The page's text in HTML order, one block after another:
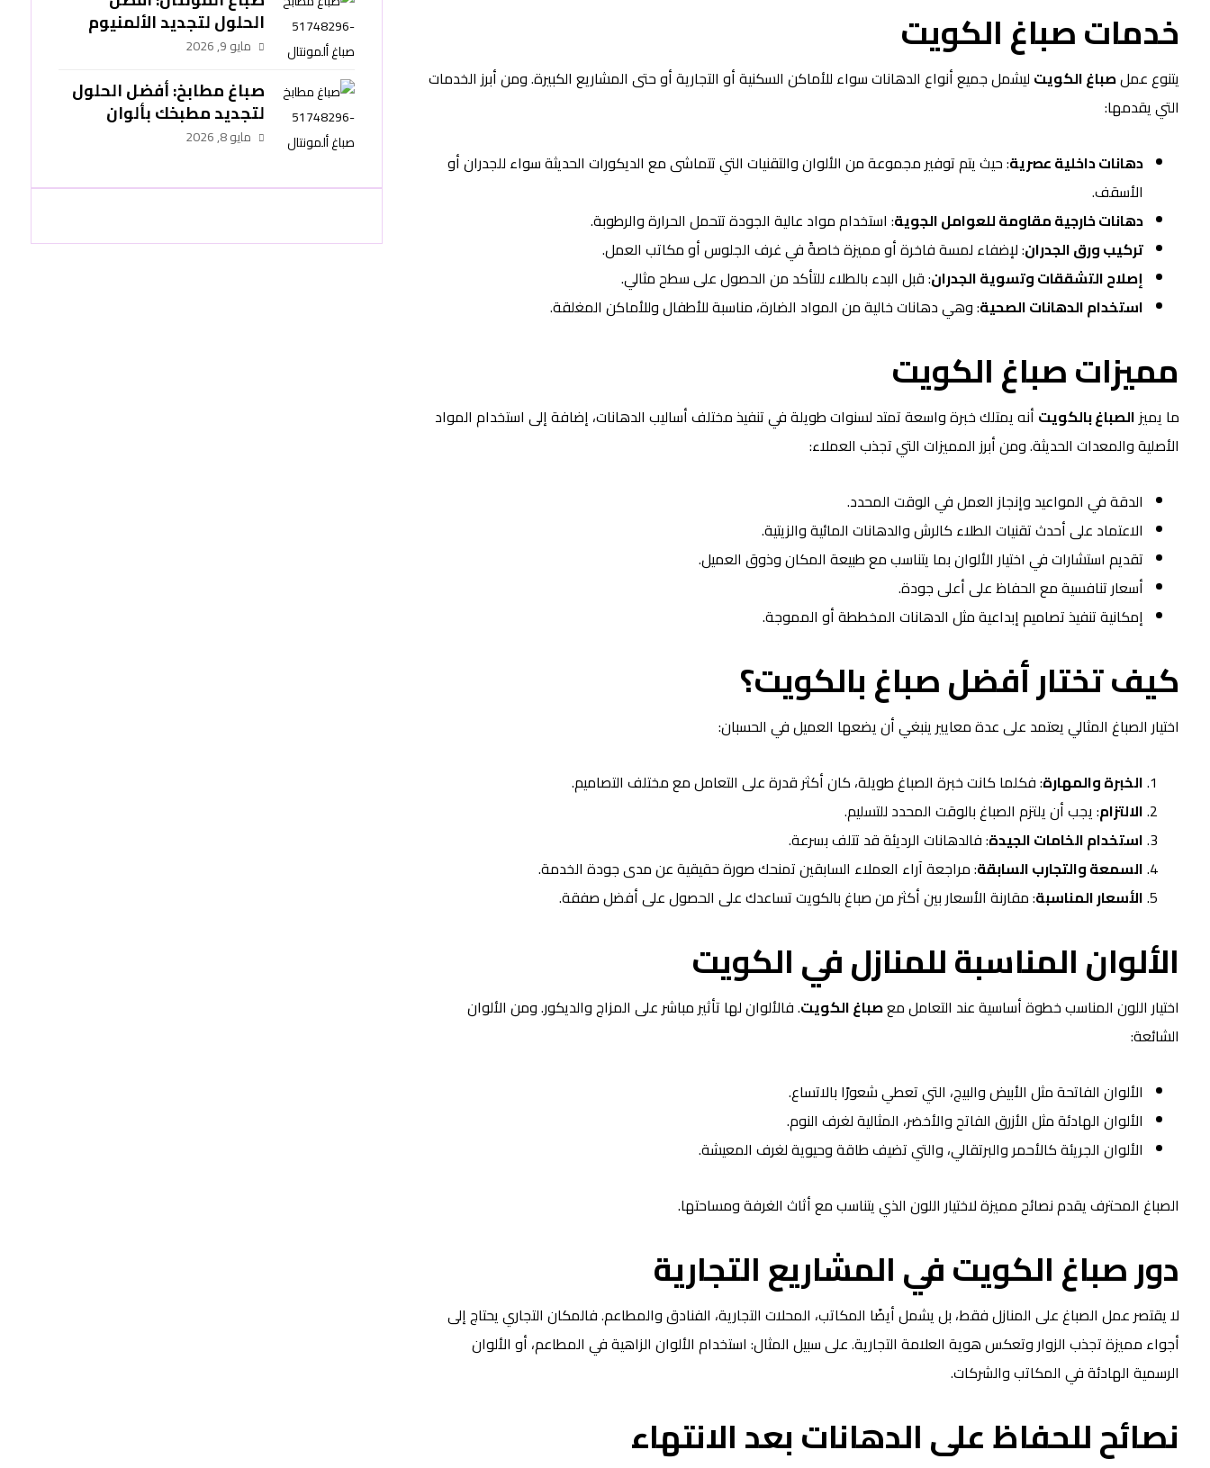
خدماتصباغ الكويت
يتنوع عملصباغ الكويت ليشمل جميع أنواع الدهانات سواء للأماكن السكنية أو التجارية أو حتى المشاريع الكبيرة. ومن أبرز الخدمات
التي يقدمها:
دهانات داخلية عصرية: حيث يتم توفير مجموعة من الألوان والتقنيات التي تتماشى مع الديكورات الحديثة سواء للجدران أو
الأسقف.
دهانات خارجية مقاومة للعوامل الجوية: استخدام مواد عالية الجودة تتحمل الحرارة والرطوبة.
تركيب ورق الجدران: لإضفاء لمسة فاخرة أو مميزة خاصةً في غرف الجلوس أو مكاتب العمل.
إصلاح التشققات وتسوية الجدران: قبل البدء بالطلاء للتأكد من الحصول على سطح مثالي.
استخدام الدهانات الصحية: وهي دهانات خالية من المواد الضارة، مناسبة للأطفال وللأماكن المغلقة.
مميزاتصباغ الكويت
ما يميزالصباغ بالكويت أنه يمتلك خبرة واسعة تمتد لسنوات طويلة في تنفيذ مختلف أساليب الدهانات، إضافة إلى استخدام المواد
الأصلية والمعدات الحديثة. ومن أبرز المميزات التي تجذب العملاء:
الدقة في المواعيد وإنجاز العمل في الوقت المحدد.
الاعتماد على أحدث تقنيات الطلاء كالرش والدهانات المائية والزيتية.
تقديم استشارات في اختيار الألوان بما يتناسب مع طبيعة المكان وذوق العميل.
أسعار تنافسية مع الحفاظ على أعلى جودة.
إمكانية تنفيذ تصاميم إبداعية مثل الدهانات المخططة أو المموجة.
كيف تختار أفضلصباغ بالكويت؟
اختيار الصباغ المثالي يعتمد على عدة معايير ينبغي أن يضعها العميل في الحسبان:
الخبرة والمهارة: فكلما كانت خبرة الصباغ طويلة، كان أكثر قدرة على التعامل مع مختلف التصاميم.
الالتزام: يجب أن يلتزم الصباغ بالوقت المحدد للتسليم.
استخدام الخامات الجيدة: فالدهانات الرديئة قد تتلف بسرعة.
السمعة والتجارب السابقة: مراجعة آراء العملاء السابقين تمنحك صورة حقيقية عن مدى جودة الخدمة.
الأسعار المناسبة: مقارنة الأسعار بين أكثر من صباغ بالكويت تساعدك على الحصول على أفضل صفقة.
الألوان المناسبة للمنازل في الكويت
اختيار اللون المناسب خطوة أساسية عند التعامل معصباغ الكويت. فالألوان لها تأثير مباشر على المزاج والديكور. ومن الألوان
الشائعة:
الألوان الفاتحة مثل الأبيض والبيج، التي تعطي شعورًا بالاتساع.
الألوان الهادئة مثل الأزرق الفاتح والأخضر، المثالية لغرف النوم.
الألوان الجريئة كالأحمر والبرتقالي، والتي تضيف طاقة وحيوية لغرف المعيشة.
الصباغ المحترف يقدم نصائح مميزة لاختيار اللون الذي يتناسب مع أثاث الغرفة ومساحتها.
دور صباغ الكويت في المشاريع التجارية
لا يقتصر عمل الصباغ على المنازل فقط، بل يشمل أيضًا المكاتب، المحلات التجارية، الفنادق والمطاعم. فالمكان التجاري يحتاج إلى
أجواء مميزة تجذب الزوار وتعكس هوية العلامة التجارية. على سبيل المثال: استخدام الألوان الزاهية في المطاعم، أو الألوان
الرسمية الهادئة في المكاتب والشركات.
نصائح للحفاظ على الدهانات بعد الانتهاء
الحلول لتجديد الألمنيوم
بألوان عصرية وتشطيب
مايو 9, 2026
صباغ مطابخ: أفضل الحلول
لتجديد مطبخك بألوان
عصرية وتشطيب احترافي
مايو 8, 2026